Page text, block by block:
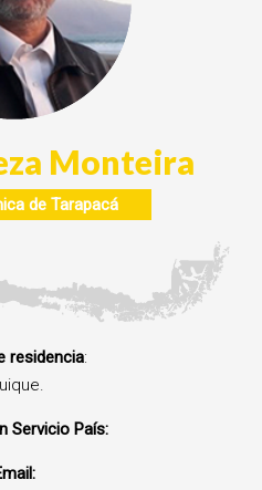
Monteira
de Tarapacá
residencia:
Servicio País: